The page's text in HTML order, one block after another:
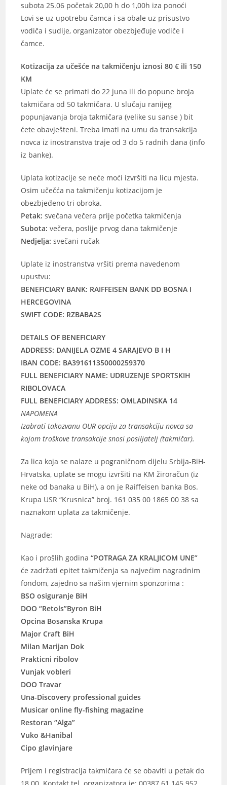
subota 25.06 početak 20,00 h do 1,00h iza ponoći
Lovi se uz upotrebu čamca i sa obale uz prisustvo
vodiča i sudije, organizator obezbjeđuje vodiče i
čamce.
Kotizacija za učešće na takmičenju iznosi 80 € ili 150
KM
Uplate će se primati do 22 juna ili do popune broja
takmičara od 50 takmičara. U slučaju ranijeg
popunjavanja broja takmičara (velike su sanse ) bit
ćete obavješteni. Treba imati na umu da transakcija
novca iz inostranstva traje od 3 do 5 radnih dana (info
iz banke).
Uplata kotizacije se neće moći izvršiti na licu mjesta.
Osim učečća na takmičenju kotizacijom je
obezbjeđeno tri obroka.
Petak: svečana večera prije početka takmičenja
Subota: večera, poslije prvog dana takmičenje
Nedjelja: svečani ručak
Uplate iz inostranstva vršiti prema navedenom
upustvu:
BENEFICIARY BANK: RAIFFEISEN BANK DD BOSNA I
HERCEGOVINA
SWIFT CODE: RZBABA2S
DETAILS OF BENEFICIARY
ADDRESS: DANIJELA OZME 4 SARAJEVO B I H
IBAN CODE: BA391611350000259370
FULL BENEFICIARY NAME: UDRUZENJE SPORTSKIH
RIBOLOVACA
FULL BENEFICIARY ADDRESS: OMLADINSKA 14
NAPOMENA
Izabrati takozvanu OUR opciju za transakciju novca sa
kojom troškove transakcije snosi posiljatelj (takmičar).
Za lica koja se nalaze u pograničnom dijelu Srbija-BiH-
Hrvatska, uplate se mogu izvršiti na KM žiroračun (iz
neke od banaka u BiH), a on je Raiffeisen banka Bos.
Krupa USR “Krusnica” broj. 161 035 00 1865 00 38 sa
naznakom uplata za takmičenje.
Nagrade:
Kao i prošlih godina“POTRAGA ZA KRALJICOM UNE”
će zadržati epitet takmičenja sa najvećim nagradnim
fondom, zajedno sa našim vjernim sponzorima :
BSO osiguranje BiH
DOO “Retols”Byron BiH
Opcina Bosanska Krupa
Major Craft BiH
Milan Marijan Dok
Prakticni ribolov
Vunjak vobleri
DOO Travar
Una-Discovery professional guides
Musicar online fly-fishing magazine
Restoran “Alga”
Vuko &Hanibal
Cipo glavinjare
Prijem i registracija takmičara će se obaviti u petak do